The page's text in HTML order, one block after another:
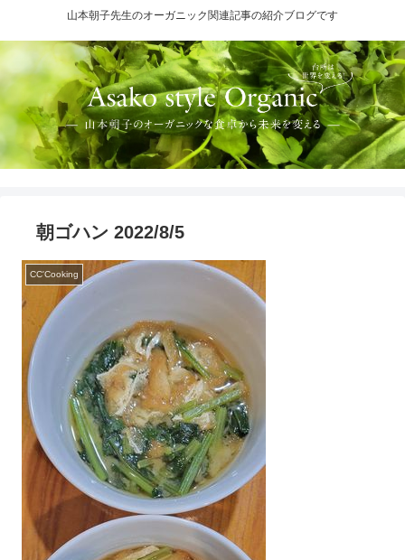
山本朝子先生のオーガニック関連記事の紹介ブログです
朝ゴハン 2022/8/5
CC'Cooking